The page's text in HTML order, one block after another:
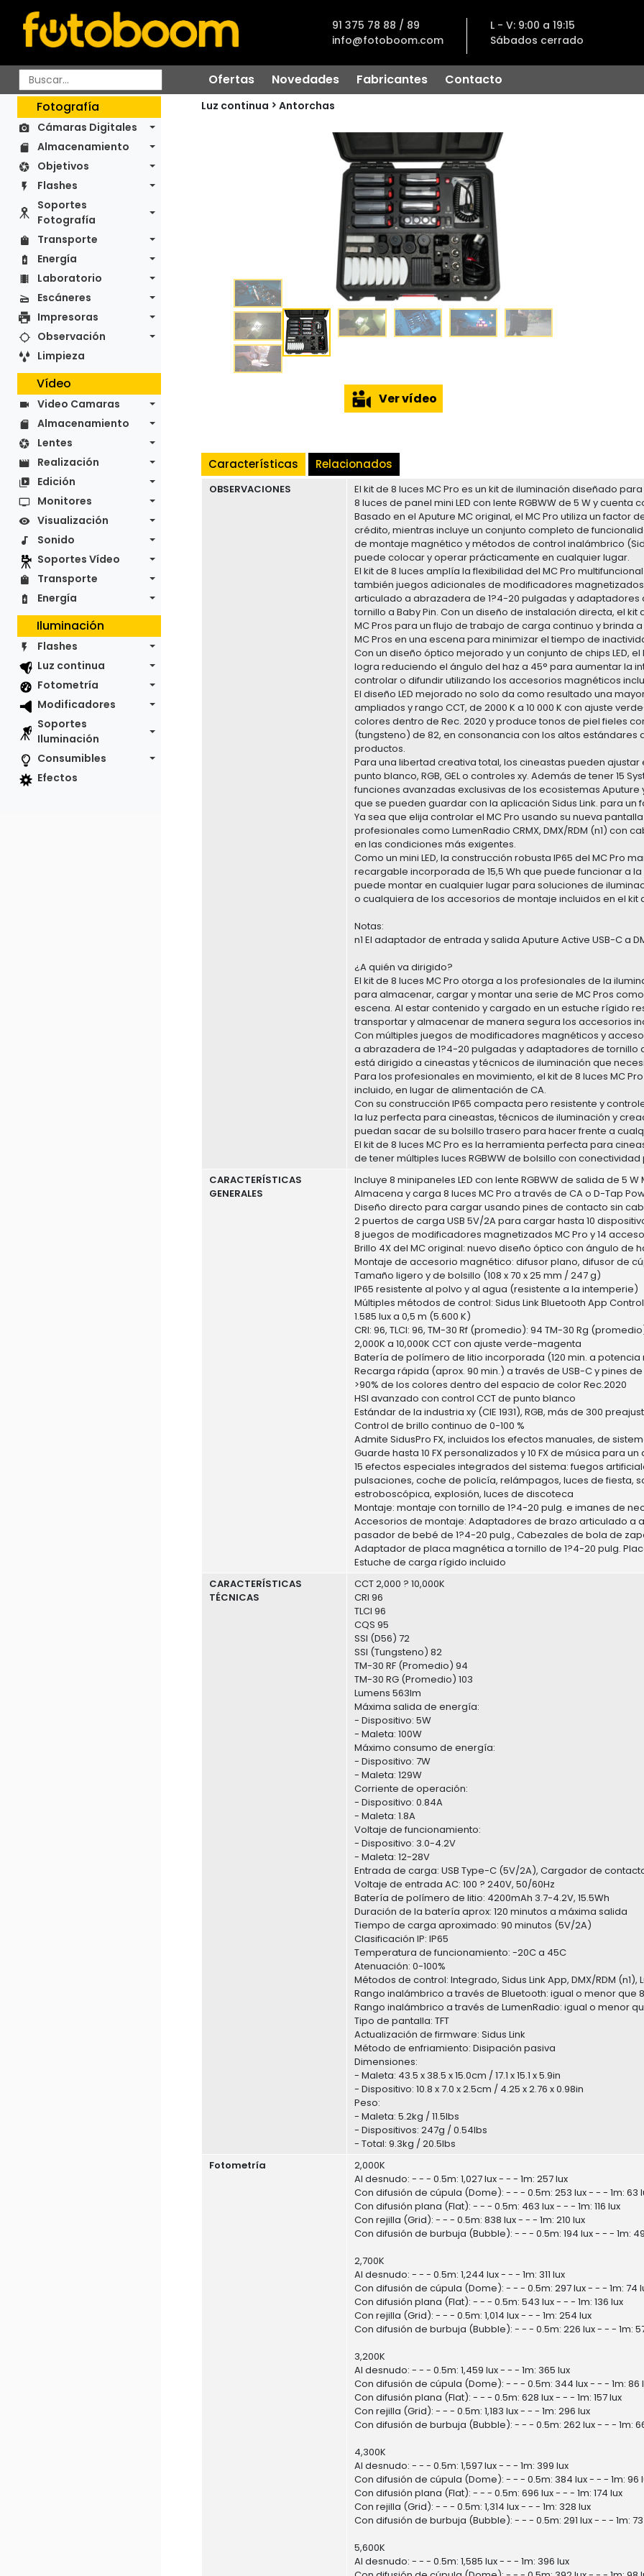
91 375 78 88 / 89
info@fotoboom.com
L - V: 9:00 a 19:15
Sábados cerrado
Ofertas Novedades Fabricantes
Contacto
Fotografía
Cámaras Digitales
Almacenamiento
Objetivos
Flashes
Soportes
Fotografía
Transporte
Energía
Laboratorio
Escáneres
Impresoras
Observación
Limpieza
Vídeo
Video Camaras
Almacenamiento
Lentes
Realización
Edición
Monitores
Visualización
Sonido
Soportes Vídeo
Transporte
Energía
Iluminación
Flashes
Luz continua
Fotometría
Modificadores
Soportes
Iluminación
Consumibles
Efectos
Luz continua Antorchas
Ver vídeo
Características Relacionados
OBSERVACIONES
El kit de 8 luces MC Pro es un kit de iluminación diseñado
8 luces de panel mini LED con lente RGBWW de 5 W y
Basado en el Aputure MC original, el MC Pro utiliza un
crédito, mientras incluye un conjunto completo de
de montaje magnético y métodos de control inalámbrico
puede colocar y operar prácticamente en cualquier lugar.
El kit de 8 luces amplía la flexibilidad del MC Pro
también juegos adicionales de modificadores
articulado a abrazadera de 1?4-20 pulgadas y
tornillo a Baby Pin. Con un diseño de instalación directa, el
MC Pros para un flujo de trabajo de carga continuo y
MC Pros en una escena para minimizar el tiempo de
Con un diseño óptico mejorado y un conjunto de chips LED, el
logra reduciendo el ángulo del haz a 45° para aumentar la
controlar o difundir utilizando los accesorios magnéticos
El diseño LED mejorado no solo da como resultado una
ampliados y rango CCT, de 2000 K a 10 000 K con ajuste
colores dentro de Rec. 2020 y produce tonos de piel fieles
(tungsteno) de 82, en consonancia con los altos
productos.
Para una libertad creativa total, los cineastas pueden
punto blanco, RGB, GEL o controles xy. Además de tener 15
funciones avanzadas exclusivas de los ecosistemas Aputure
que se pueden guardar con la aplicación Sidus Link. para
Ya sea que elija controlar el MC Pro usando su nueva
profesionales como LumenRadio CRMX, DMX/RDM (n1) con
en las condiciones más exigentes.
Como un mini LED, la construcción robusta IP65 del MC Pro
recargable incorporada de 15,5 Wh que puede funcionar a
puede montar en cualquier lugar para soluciones de
o cualquiera de los accesorios de montaje incluidos en el kit
Notas:
n1 El adaptador de entrada y salida Aputure Active USB-C a
¿A quién va dirigido?
El kit de 8 luces MC Pro otorga a los profesionales de la
para almacenar, cargar y montar una serie de MC Pros
escena. Al estar contenido y cargado en un estuche rígido
transportar y almacenar de manera segura los accesorios
Con múltiples juegos de modificadores magnéticos y
a abrazadera de 1?4-20 pulgadas y adaptadores de tornillo
está dirigido a cineastas y técnicos de iluminación que
Para los profesionales en movimiento, el kit de 8 luces MC
incluido, en lugar de alimentación de CA.
Con su construcción IP65 compacta pero resistente y
la luz perfecta para cineastas, técnicos de iluminación y
puedan sacar de su bolsillo trasero para hacer frente a
El kit de 8 luces MC Pro es la herramienta perfecta para
de tener múltiples luces RGBWW de bolsillo con
CARACTERÍSTICAS
GENERALES
Incluye 8 minipaneles LED con lente RGBWW de salida de 5 W
Almacena y carga 8 luces MC Pro a través de CA o D-Tap
Diseño directo para cargar usando pines de contacto sin
2 puertos de carga USB 5V/2A para cargar hasta 10
8 juegos de modificadores magnetizados MC Pro y 14
Brillo 4X del MC original: nuevo diseño óptico con ángulo de
Montaje de accesorio magnético: difusor plano, difusor de
Tamaño ligero y de bolsillo (108 x 70 x 25 mm / 247 g)
IP65 resistente al polvo y al agua (resistente a la intemperie)
Múltiples métodos de control: Sidus Link Bluetooth App Control,
1.585 lux a 0,5 m (5.600 K)
CRI: 96, TLCI: 96, TM-30 Rf (promedio): 94 TM-30 Rg
2,000K a 10,000K CCT con ajuste verde-magenta
Batería de polímero de litio incorporada (120 min. a
Recarga rápida (aprox. 90 min.) a través de USB-C y pines
>90% de los colores dentro del espacio de color Rec.2020
HSI avanzado con control CCT de punto blanco
Estándar de la industria xy (CIE 1931), RGB, más de 300
Control de brillo continuo de 0-100 %
Admite SidusPro FX, incluidos los efectos manuales, de
Guarde hasta 10 FX personalizados y 10 FX de música para
15 efectos especiales integrados del sistema: fuegos
pulsaciones, coche de policía, relámpagos, luces de fiesta,
estroboscópica, explosión, luces de discoteca
Montaje: montaje con tornillo de 1?4-20 pulg. e imanes de
Accesorios de montaje: Adaptadores de brazo articulado a
pasador de bebé de 1?4-20 pulg., Cabezales de bola de
Adaptador de placa magnética a tornillo de 1?4-20 pulg.
Estuche de carga rígido incluido
CARACTERÍSTICAS
TÉCNICAS
CCT 2,000 ? 10,000K
CRI 96
TLCI 96
CQS 95
SSI (D56) 72
SSI (Tungsteno) 82
TM-30 RF (Promedio) 94
TM-30 RG (Promedio) 103
Lumens 563lm
Máxima salida de energía:
- Dispositivo: 5W
- Maleta: 100W
Máximo consumo de energía:
- Dispositivo: 7W
- Maleta: 129W
Corriente de operación:
- Dispositivo: 0.84A
- Maleta: 1.8A
Voltaje de funcionamiento:
- Dispositivo: 3.0-4.2V
- Maleta: 12-28V
Entrada de carga: USB Type-C (5V/2A), Cargador de
Voltaje de entrada AC: 100 ? 240V, 50/60Hz
Batería de polímero de litio: 4200mAh 3.7-4.2V, 15.5Wh
Duración de la batería aprox: 120 minutos a máxima salida
Tiempo de carga aproximado: 90 minutos (5V/2A)
Clasificación IP: IP65
Temperatura de funcionamiento: -20C a 45C
Atenuación: 0-100%
Métodos de control: Integrado, Sidus Link App, DMX/RDM (n1),
Rango inalámbrico a través de Bluetooth: igual o menor que
Rango inalámbrico a través de LumenRadio: igual o menor
Tipo de pantalla: TFT
Actualización de firmware: Sidus Link
Método de enfriamiento: Disipación pasiva
Dimensiones:
- Maleta: 43.5 x 38.5 x 15.0cm / 17.1 x 15.1 x 5.9in
- Dispositivo: 10.8 x 7.0 x 2.5cm / 4.25 x 2.76 x 0.98in
Peso:
- Maleta: 5.2kg / 11.5lbs
- Dispositivos: 247g / 0.54lbs
- Total: 9.3kg / 20.5lbs
Fotometría
2,000K
Al desnudo: - - - 0.5m: 1,027 lux - - - 1m: 257 lux
Con difusión de cúpula (Dome): - - - 0.5m: 253 lux - - - 1m: 63
Con difusión plana (Flat): - - - 0.5m: 463 lux - - - 1m: 116 lux
Con rejilla (Grid): - - - 0.5m: 838 lux - - - 1m: 210 lux
Con difusión de burbuja (Bubble): - - - 0.5m: 194 lux - - - 1m:
2,700K
Al desnudo: - - - 0.5m: 1,244 lux - - - 1m: 311 lux
Con difusión de cúpula (Dome): - - - 0.5m: 297 lux - - - 1m: 74
Con difusión plana (Flat): - - - 0.5m: 543 lux - - - 1m: 136 lux
Con rejilla (Grid): - - - 0.5m: 1,014 lux - - - 1m: 254 lux
Con difusión de burbuja (Bubble): - - - 0.5m: 226 lux - - - 1m:
3,200K
Al desnudo: - - - 0.5m: 1,459 lux - - - 1m: 365 lux
Con difusión de cúpula (Dome): - - - 0.5m: 344 lux - - - 1m: 86
Con difusión plana (Flat): - - - 0.5m: 628 lux - - - 1m: 157 lux
Con rejilla (Grid): - - - 0.5m: 1,183 lux - - - 1m: 296 lux
Con difusión de burbuja (Bubble): - - - 0.5m: 262 lux - - - 1m:
4,300K
Al desnudo: - - - 0.5m: 1,597 lux - - - 1m: 399 lux
Con difusión de cúpula (Dome): - - - 0.5m: 384 lux - - - 1m: 96
Con difusión plana (Flat): - - - 0.5m: 696 lux - - - 1m: 174 lux
Con rejilla (Grid): - - - 0.5m: 1,314 lux - - - 1m: 328 lux
Con difusión de burbuja (Bubble): - - - 0.5m: 291 lux - - - 1m:
5,600K
Al desnudo: - - - 0.5m: 1,585 lux - - - 1m: 396 lux